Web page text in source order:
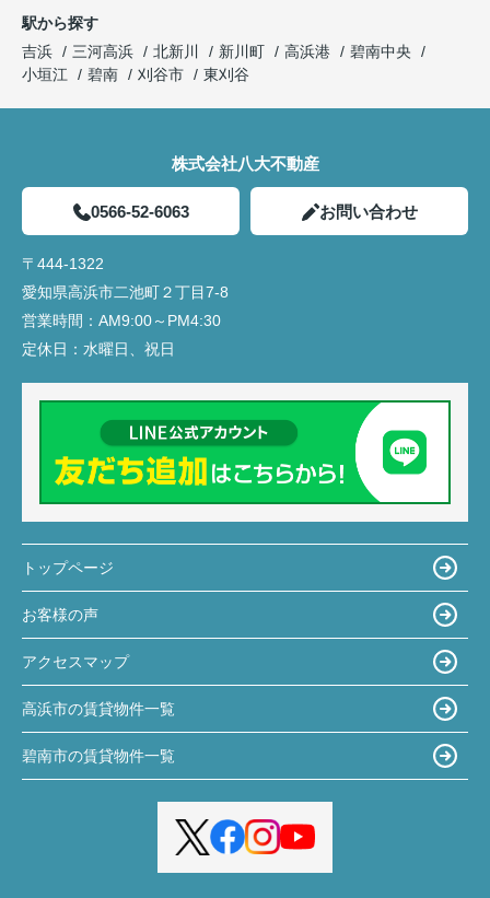
駅から探す
吉浜
三河高浜 北新川 新川町 高浜港
碧南中央
小垣江
碧南 刈谷市 東刈谷
株式会社八大不動産
0566-52-6063 お問い合わせ
〒444-1322
愛知県高浜市二池町２丁目7-8
営業時間： AM9:00～PM4:30
定休日： 水曜日、祝日
トップページ
お客様の声
アクセスマップ
高浜市の賃貸物件一覧
碧南市の賃貸物件一覧